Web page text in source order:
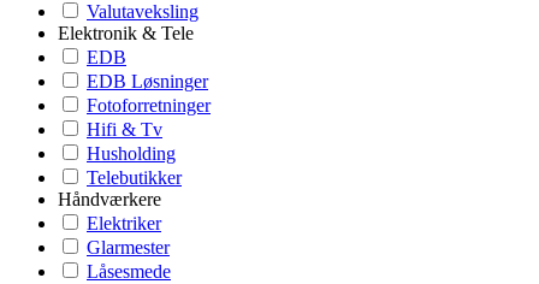
Valutaveksling
Elektronik & Tele
EDB
EDB Løsninger
Fotoforretninger
Hifi & Tv
Husholding
Telebutikker
Håndværkere
Elektriker
Glarmester
Låsesmede